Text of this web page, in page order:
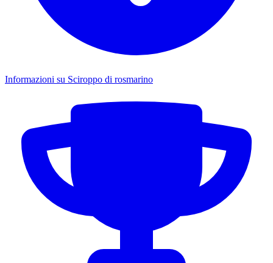
Informazioni su Sciroppo di rosmarino